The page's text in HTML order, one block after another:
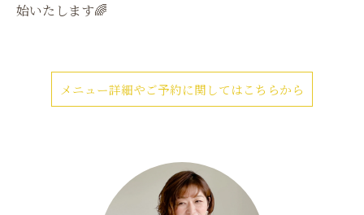
始いたします🌈
メニュー詳細やご予約に関してはこちらから